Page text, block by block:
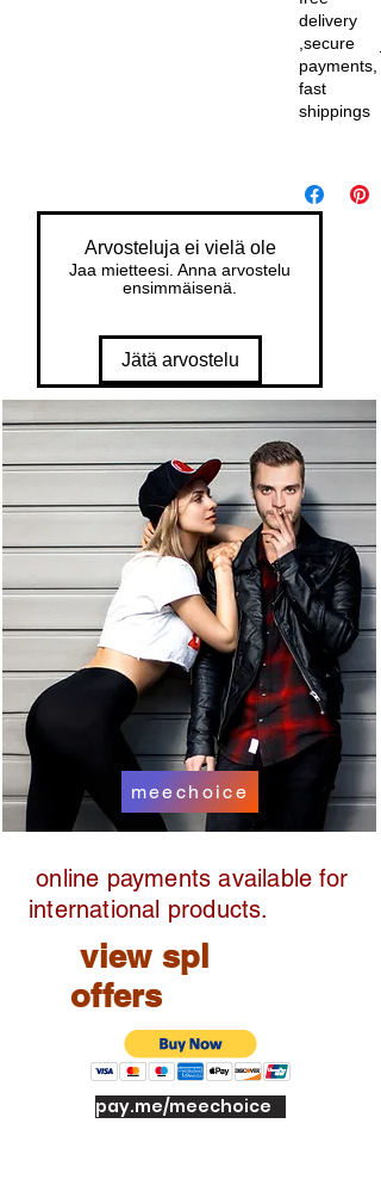
delivery
,secure
payments,
fast
shippings
Arvosteluja ei vielä ole
Jaa mietteesi. Anna arvostelu
ensimmäisenä.
Jätä arvostelu
meechoice
online payments available for
international products.
view spl
offers
pay.me/meechoice